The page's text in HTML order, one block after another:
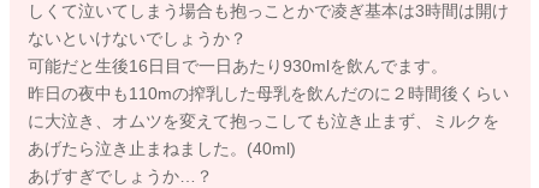
2026/4/19 10:53
しくて泣いてしまう場合も抱っことかで凌ぎ基本は3時間は開け
ないといけないでしょうか？
可能だと生後16日目で一日あたり930mlを飲んでます。
昨日の夜中も110mの搾乳した母乳を飲んだのに２時間後くらい
に大泣き、オムツを変えて抱っこしても泣き止まず、ミルクを
あげたら泣き止まねました。(40ml)
あげすぎでしょうか…？